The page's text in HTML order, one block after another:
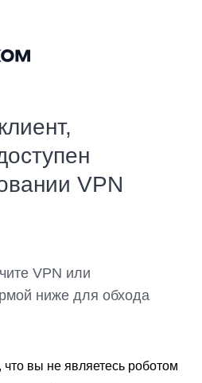
VPN
VPN или
ниже для обхода
вы не являетесь роботом